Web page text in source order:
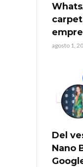
agosto 1,
Del
Nano